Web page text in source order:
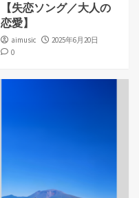
【失恋ソング／大人の
恋愛】
aimusic
2025年6月20日
0